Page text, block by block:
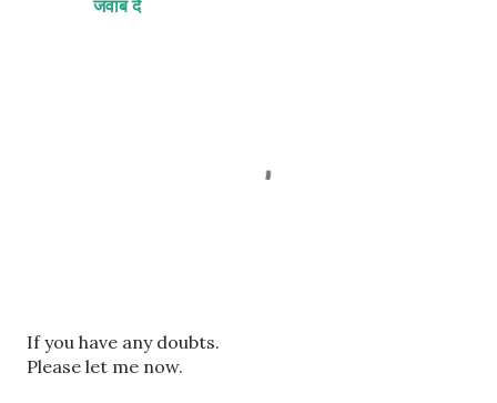
जवाब दें
ए
क
If you have any doubts.
Please let me now.